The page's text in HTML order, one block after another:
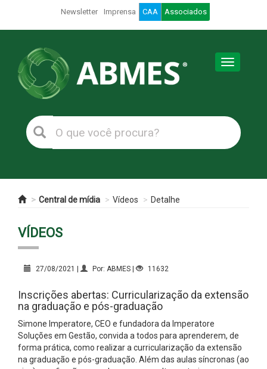
Newsletter Imprensa CAA Associados
Toggle
Central de mídia Vídeos Detalhe
VÍDEOS
27/08/2021 | Por: ABMES | 11632
Inscrições abertas: Curricularização da extensão
na graduação e pós-graduação
Simone Imperatore, CEO e fundadora da Imperatore
Soluções em Gestão, convida a todos para aprenderem, de
forma prática, como realizar a curricularização da extensão
na graduação e pós-graduação. Além das aulas síncronas (ao